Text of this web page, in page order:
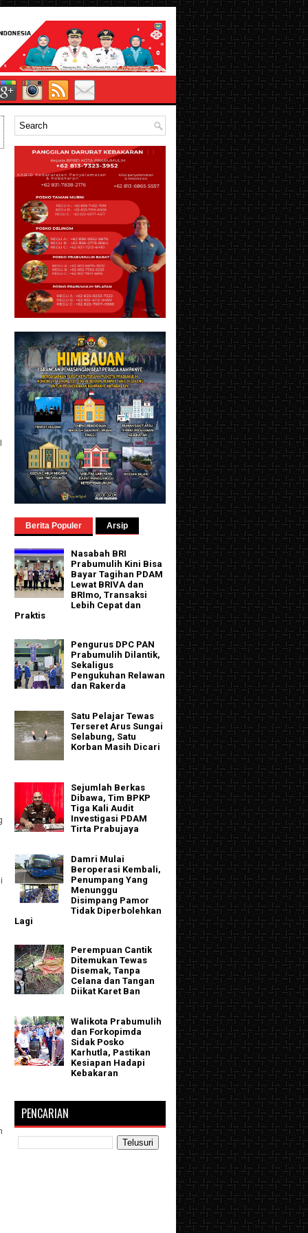
Berita Populer Arsip
Nasabah BRI
Prabumulih Kini Bisa
Bayar Tagihan PDAM
Lewat BRIVA dan
BRImo, Transaksi
Lebih Cepat dan
Praktis
Pengurus DPC PAN
Prabumulih Dilantik,
Sekaligus
Pengukuhan Relawan
dan Rakerda
Satu Pelajar Tewas
Terseret Arus Sungai
Selabung, Satu
Korban Masih Dicari
Sejumlah Berkas
Dibawa, Tim BPKP
Tiga Kali Audit
Investigasi PDAM
Tirta Prabujaya
Damri Mulai
Beroperasi Kembali,
Penumpang Yang
Menunggu
Disimpang Pamor
Tidak Diperbolehkan
Lagi
Perempuan Cantik
Ditemukan Tewas
Disemak, Tanpa
Celana dan Tangan
Diikat Karet Ban
Walikota Prabumulih
dan Forkopimda
Sidak Posko
Karhutla, Pastikan
Kesiapan Hadapi
Kebakaran
PENCARIAN